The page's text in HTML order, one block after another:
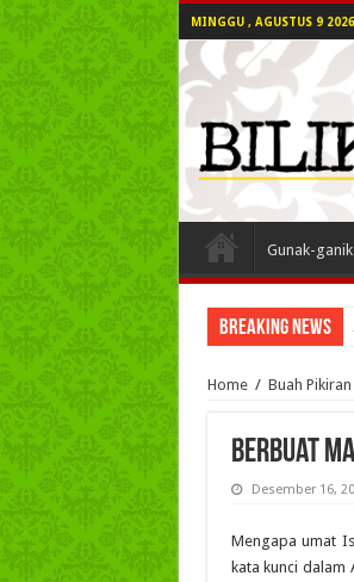
MINGGU , AGUSTUS 9 2026
Gunak-ganik
Breaking News
Home / Buah
Berbuat
Desember 16,
Mengapa umat
kata kunci